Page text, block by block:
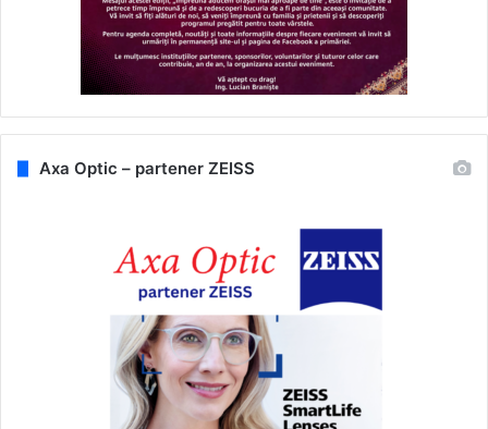
Axa Optic – partener ZEISS